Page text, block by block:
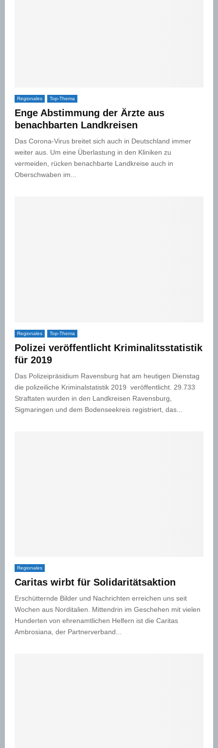
Regionales Top-Thema
Enge Abstimmung der Ärzte aus
benachbarten Landkreisen
Das Corona-Virus breitet sich auch in Deutschland immer
weiter aus. Um eine Überlastung in den Kliniken zu
vermeiden, rücken benachbarte Landkreise auch in
Oberschwaben im...
Regionales Top-Thema
Polizei veröffentlicht Kriminalitsstatistik
für 2019
Das Polizeipräsidium Ravensburg hat am heutigen Dienstag
die polizeiliche Kriminalstatistik 2019 veröffentlicht. 29.733
Straftaten wurden in den Landkreisen Ravensburg,
Sigmaringen und dem Bodenseekreis registriert, das...
Regionales
Caritas wirbt für Solidaritätsaktion
Erschütternde Bilder und Nachrichten erreichen uns seit
Wochen aus Norditalien. Mittendrin im Geschehen mit vielen
Hunderten von ehrenamtlichen Helfern ist die Caritas
Ambrosiana, der Partnerverband...